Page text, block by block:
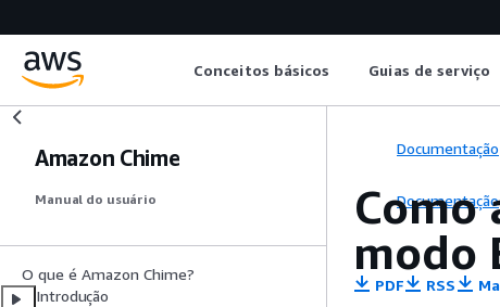
Conceitos básicos Guias de serviço
Amazon Chime
Manual do usuário
O que é Amazon Chime?
Introdução
Documentação
Documentação
Como
modo
PDF RSS